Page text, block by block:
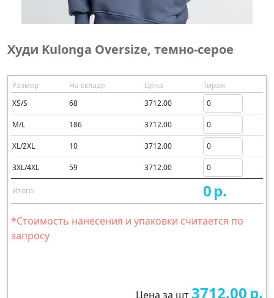
Худи Kulonga Oversize, темно-серое
Размер На складе Цена
Тираж
XS/S
68 3712.00
M/L 186 3712.00
XL/2XL 10 3712.00
3XL/4XL 59 3712.00
Итого: 0р.
*Стоимость нанесения и упаковки считается по
запросу
Цена за шт 3712.00р.